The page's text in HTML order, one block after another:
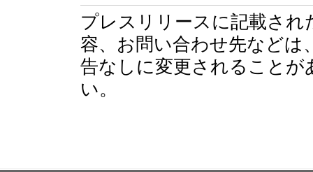
プレスリリースに記載され
容、お問い合わせ先などは
告なしに変更されること
い。